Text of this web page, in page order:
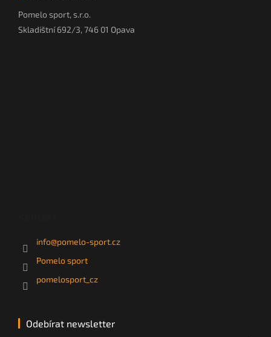
Pomelo sport, s.r.o.
Skladištní 692/3, 746 01 Opava
info@pomelo-sport.cz
Pomelo sport
pomelosport_cz
Odebírat newsletter